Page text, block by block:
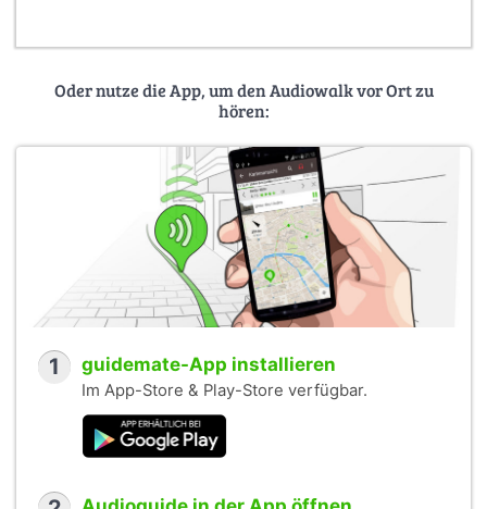
Oder nutze die App, um den Audiowalk vor Ort zu
hören:
1 guidemate-App installieren
Im App-Store & Play-Store verfügbar.